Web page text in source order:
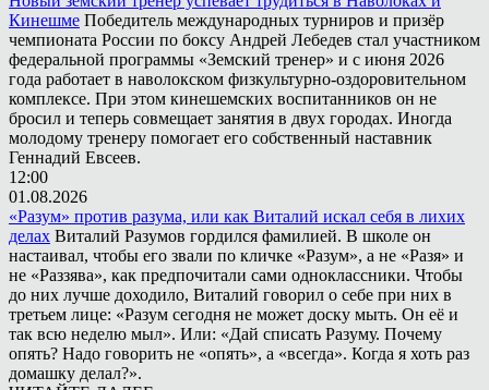
Кинешме Победитель международных турниров и призёр
чемпионата России по боксу Андрей Лебедев стал участником
федеральной программы «Земский тренер» и с июня 2026
года работает в наволокском физкультурно-оздоровительном
комплексе. При этом кинешемских воспитанников он не
бросил и теперь совмещает занятия в двух городах. Иногда
молодому тренеру помогает его собственный наставник
Геннадий Евсеев.
12:00
01.08.2026
«Разум» против разума, или как Виталий искал себя в лихих
делах Виталий Разумов гордился фамилией. В школе он
настаивал, чтобы его звали по кличке «Разум», а не «Разя» и
не «Раззява», как предпочитали сами одноклассники. Чтобы
до них лучше доходило, Виталий говорил о себе при них в
третьем лице: «Разум сегодня не может доску мыть. Он её и
так всю неделю мыл». Или: «Дай списать Разуму. Почему
опять? Надо говорить не «опять», а «всегда». Когда я хоть раз
домашку делал?».